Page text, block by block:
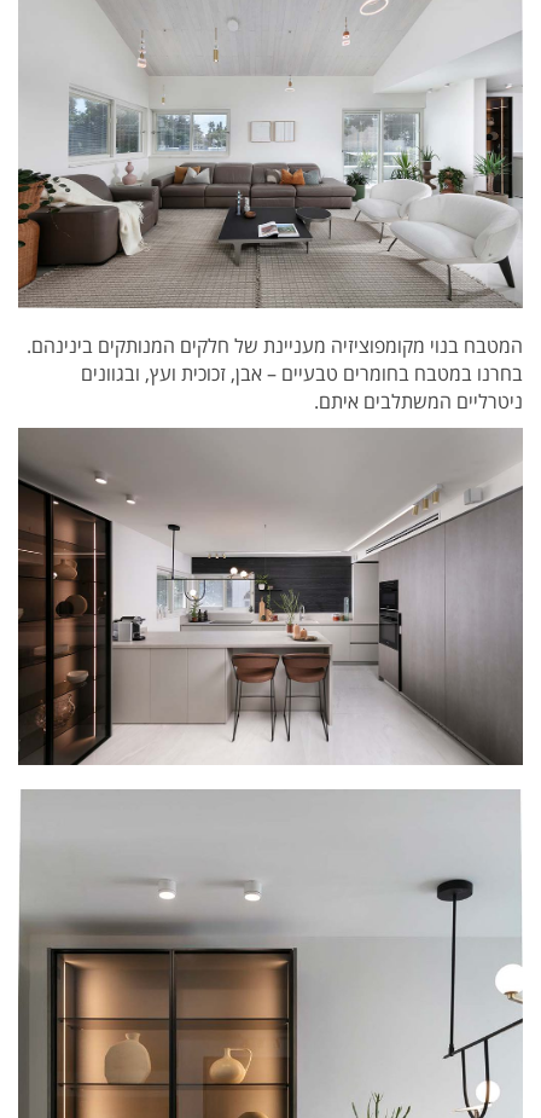
המטבח בנוי מקומפוציזיה מעניינת של חלקים המנותקים בינינהם.
בחרנו במטבח בחומרים טבעיים – אבן, זכוכית ועץ, ובגוונים
ניטרליים המשתלבים איתם.